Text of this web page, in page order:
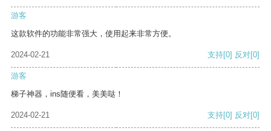
游客
这款软件的功能非常强大，使用起来非常方便。
2024-02-21 支持[0] 反对[0]
游客
梯子神器，ins随便看，美美哒！
2024-02-21 支持[0] 反对[0]